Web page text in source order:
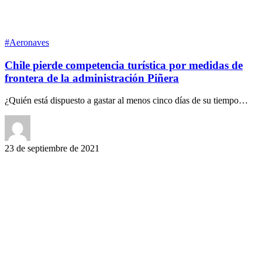
#Aeronaves
Chile pierde competencia turística por medidas de
frontera de la administración Piñera
¿Quién está dispuesto a gastar al menos cinco días de su tiempo…
23 de septiembre de 2021